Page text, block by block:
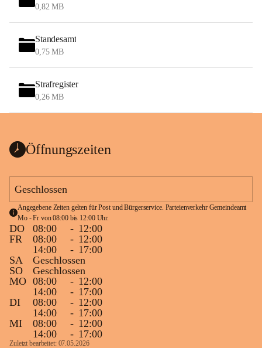
0,82 MB
Standesamt
0,75 MB
Strafregister
0,26 MB
Öffnungszeiten
Geschlossen
Angegebene Zeiten gelten für Post und Bürgerservice. Parteienverkehr Gemeindeamt
Mo - Fr von 08:00 bis 12:00 Uhr.
DO 08:00 - 12:00
FR
08:00 - 12:00
14:00
- 17:00
SA
Geschlossen
SO
Geschlossen
MO 08:00 - 12:00
14:00
- 17:00
DI
08:00 - 12:00
14:00
- 17:00
MI
08:00 - 12:00
14:00
- 17:00
Zuletzt bearbeitet: 07.05.2026